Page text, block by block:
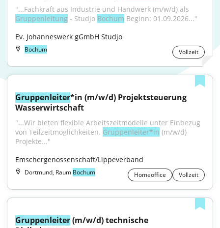
Gruppenleitung - Studjo Bochum Beginn: 01.09.2026..."
Ev. Johanneswerk gGmbH Studjo
Bochum Vollzeit
Gruppenleiter*in (m/w/d) Projektsteuerung
Wasserwirtschaft
"...Wir bieten flexible Arbeitszeitmodelle unter Einbezug
von Teilzeitmöglichkeiten. Gruppenleiter*in (m/w/d)
Projekte..."
Emschergenossenschaft/Lippeverband
Dortmund, Raum Bochum Homeoffice Vollzeit
Gruppenleiter (m/w/d) technische